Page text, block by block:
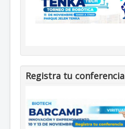
Registra tu conferencia